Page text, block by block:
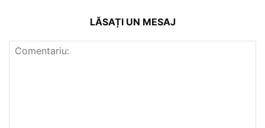
LĂSAȚI UN MESAJ